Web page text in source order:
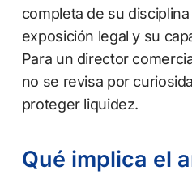
completa de su
exposición legal y su
Para un director
no se revisa por
proteger liquidez.
Qué implica el